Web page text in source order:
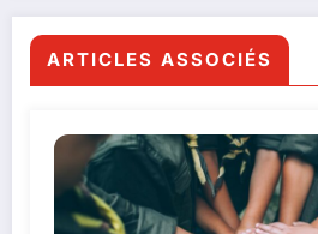
ARTICLES ASSOCIÉS